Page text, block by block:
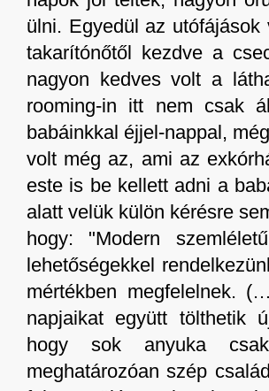
ülni. Egyedül az
takarítónőtől kezdve a
nagyon kedves volt a
rooming-in itt nem csak
babáinkkal éjjel-nappal,
volt még az, ami az
este is be kellett adni a
alatt velük külön kérésre
hogy: "Modern
lehetőségekkel
mértékben megfelelnek.
napjaikat együtt tölthetik
hogy sok anyuka
meghatározóan szép